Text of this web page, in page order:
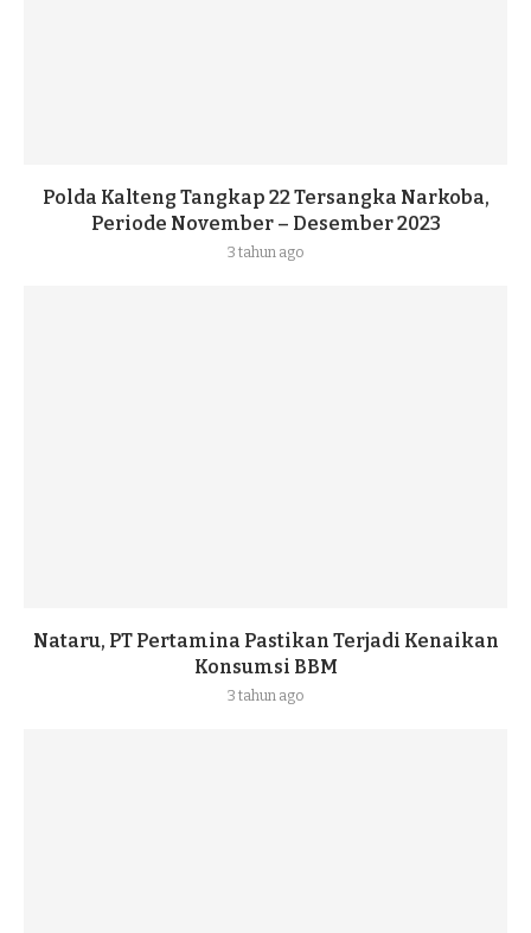
Polda Kalteng Tangkap 22 Tersangka Narkoba,
Periode November – Desember 2023
3 tahun ago
Nataru, PT Pertamina Pastikan Terjadi Kenaikan
Konsumsi BBM
3 tahun ago